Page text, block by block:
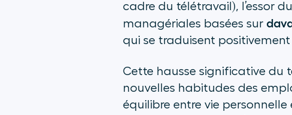
cadre du télétravail), l’essor
managériales basées sur
qui se traduisent positivement
Cette hausse significative du
nouvelles habitudes des
équilibre entre vie